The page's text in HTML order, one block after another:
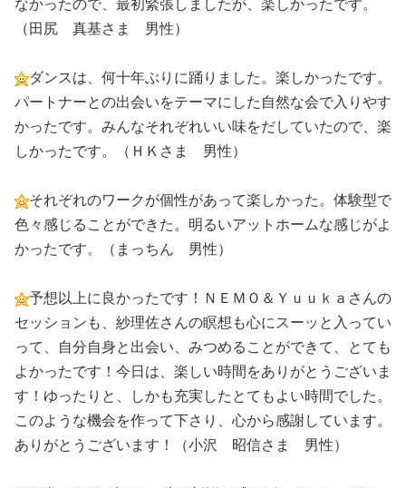
なかったので、最初緊張しましたが、楽しかったです。
（田尻 真基さま 男性）
ダンスは、何十年ぶりに踊りました。楽しかったです。
パートナーとの出会いをテーマにした自然な会で入りやす
かったです。みんなそれぞれいい味をだしていたので、楽
しかったです。（ＨＫさま 男性）
それぞれのワークが個性があって楽しかった。体験型で
色々感じることができた。明るいアットホームな感じがよ
かったです。（まっちん 男性）
予想以上に良かったです！ＮＥＭＯ＆Ｙｕｕｋａさんの
セッションも、紗理佐さんの瞑想も心にスーッと入ってい
って、自分自身と出会い、みつめることができて、とても
よかったです！今日は、楽しい時間をありがとうございま
す！ゆったりと、しかも充実したとてもよい時間でした。
このような機会を作って下さり、心から感謝しています。
ありがとうございます！（小沢 昭信さま 男性）